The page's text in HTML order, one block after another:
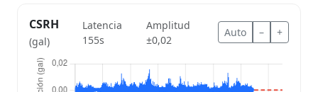
CSRH
(gal)
Latencia
155s
Amplitud
±0,02
Auto – +